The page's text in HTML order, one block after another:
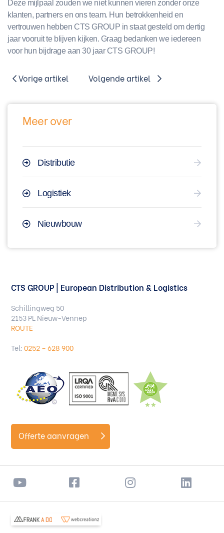
Deze mijlpaal zouden we niet kunnen vieren zonder onze
klanten, partners en ons team. Hun betrokkenheid en
vertrouwen hebben CTS GROUP in staat gesteld om dertig
jaar vooruit te blijven kijken. Graag bedanken we iedereen
voor hun bijdrage aan 30 jaar CTS GROUP!
Vorige artikel Volgende artikel
Meer over
Distributie
Logistiek
Nieuwbouw
CTS GROUP | European Distribution & Logistics
Schillingweg 50
2153 PL Nieuw-Vennep
ROUTE
Tel:0252 – 628 900
Offerte aanvragen